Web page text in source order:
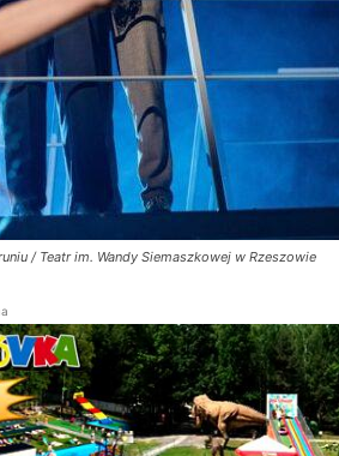
/ Teatr im. Wandy Siemaszkowej w Rzeszowie